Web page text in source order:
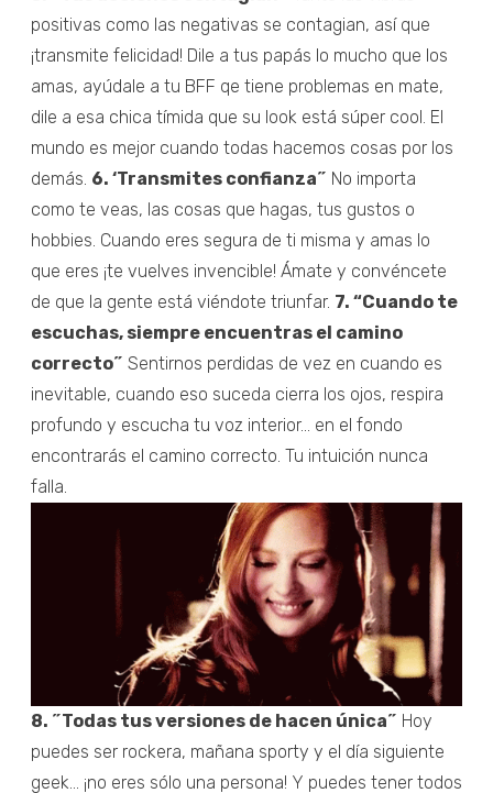
positivas como las negativas se contagian, así que
¡transmite felicidad! Dile a tus papás lo mucho que los
amas, ayúdale a tu BFF qe tiene problemas en mate,
dile a esa chica tímida que su look está súper cool. El
mundo es mejor cuando todas hacemos cosas por los
demás. 6. ‘Transmites confianza˝ No importa
como te veas, las cosas que hagas, tus gustos o
hobbies. Cuando eres segura de ti misma y amas lo
que eres ¡te vuelves invencible! Ámate y convéncete
de que la gente está viéndote triunfar. 7. “Cuando te
escuchas, siempre encuentras el camino
correcto˝ Sentirnos perdidas de vez en cuando es
inevitable, cuando eso suceda cierra los ojos, respira
profundo y escucha tu voz interior… en el fondo
encontrarás el camino correcto. Tu intuición nunca
falla.
8. ˝Todas tus versiones de hacen única˝ Hoy
puedes ser rockera, mañana sporty y el día siguiente
geek… ¡no eres sólo una persona! Y puedes tener todos